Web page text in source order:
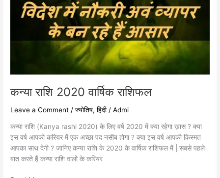
कन्या राशि 2020 वार्षिक राशिफल
Leave a Comment /ज्योतिष,हिंदी/Admi
कन्या राशि (Kanya rashi 2020) के लिए वर्ष 2020 में क्या रहेगा ख़ास ? क्या
इस वर्ष आपको करियर में एक अच्छा पद नसीब होगा ? क्या इस वर्ष आपकी किस्मत
आपका साथ देगी ? जानिए कन्या राशि के 2020 के वार्षिक राशिफल में | सबसे पहले
बात करते हैं कन्या राशि वालों के करियर